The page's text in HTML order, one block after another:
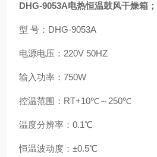
DHG-9053A电热恒温鼓风干燥箱 ；
型 号：DHG-9053A
电源电压：220V 50HZ
输入功率：750W
控温范围：RT+10℃～250℃
温度分辨率：0.1℃
恒温波动度：±0.5℃